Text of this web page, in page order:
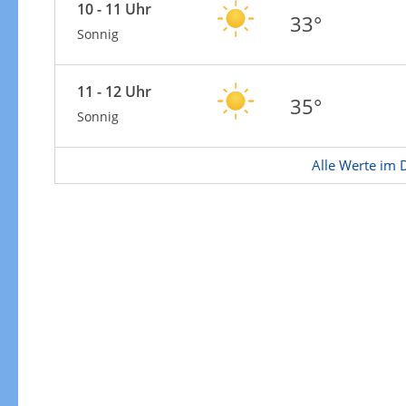
10 - 11 Uhr
Sonnig 33°
11 - 12 Uhr
Sonnig 35°
Alle Werte im